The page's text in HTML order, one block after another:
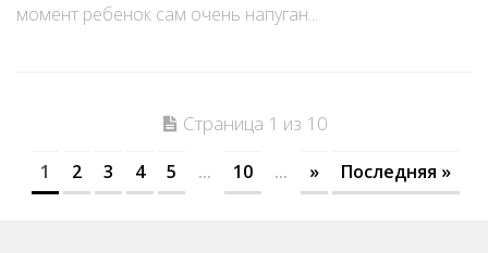
момент ребенок сам очень напуган...
Страница 1 из 10
1 2 3 4 5 ... 10 ... » Последняя »